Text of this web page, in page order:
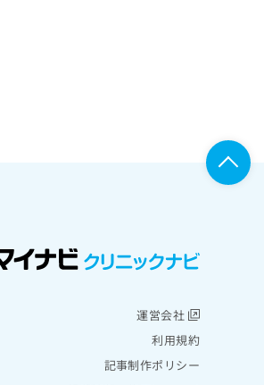
運営会社
利用規約
記事制作ポリシー